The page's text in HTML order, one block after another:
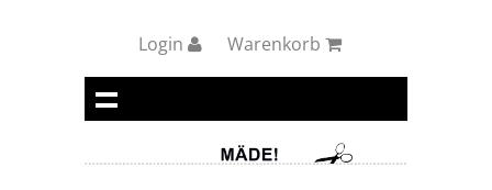
Login Warenkorb